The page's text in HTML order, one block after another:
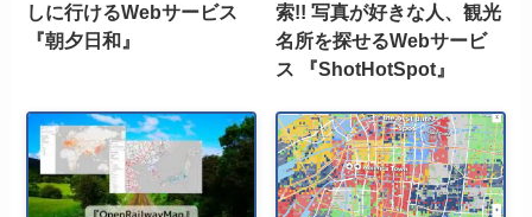
しに行けるWebサービス
『朝夕日和』
索!! 写真が好きな人、観光
名所を探せるWebサービ
ス 『ShotHotSpot』